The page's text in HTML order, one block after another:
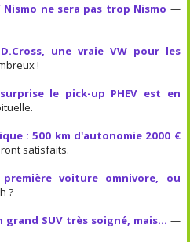
Nismo ne sera pas trop Nismo —
une vraie VW pour les
!
le pick-up PHEV est en
: 500 km d'autonomie 2000 €
satisfaits.
voiture omnivore, ou
?
grand SUV très soigné, mais... —